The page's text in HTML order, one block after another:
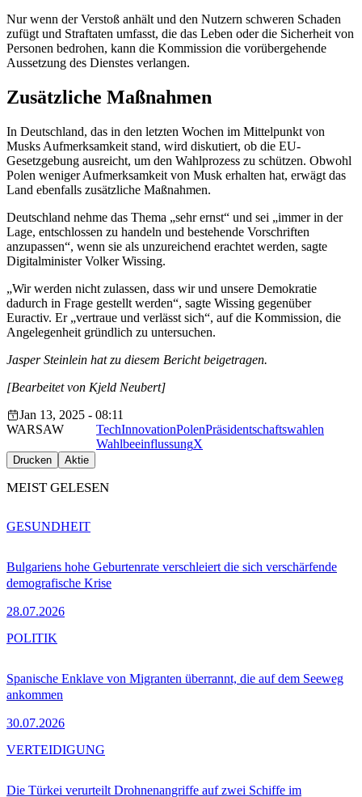
Nur wenn der Verstoß anhält und den Nutzern schweren Schaden
zufügt und Straftaten umfasst, die das Leben oder die Sicherheit von
Personen bedrohen, kann die Kommission die vorübergehende
Aussetzung des Dienstes verlangen.
Zusätzliche Maßnahmen
In Deutschland, das in den letzten Wochen im Mittelpunkt von
Musks Aufmerksamkeit stand, wird diskutiert, ob die EU-
Gesetzgebung ausreicht, um den Wahlprozess zu schützen. Obwohl
Polen weniger Aufmerksamkeit von Musk erhalten hat, erwägt das
Land ebenfalls zusätzliche Maßnahmen.
Deutschland nehme das Thema „sehr ernst“ und sei „immer in der
Lage, entschlossen zu handeln und bestehende Vorschriften
anzupassen“, wenn sie als unzureichend erachtet werden, sagte
Digitalminister Volker Wissing.
„Wir werden nicht zulassen, dass wir und unsere Demokratie
dadurch in Frage gestellt werden“, sagte Wissing gegenüber
Euractiv. Er „vertraue und verlässt sich“, auf die Kommission, die
Angelegenheit gründlich zu untersuchen.
Jasper Steinlein hat zu diesem Bericht beigetragen.
[Bearbeitet von Kjeld Neubert]
Jan 13, 2025 - 08:11
WARSAW
TechInnovationPolenPräsidentschaftswahlen
WahlbeeinflussungX
Drucken Aktie
MEIST GELESEN
Bulgariens hohe Geburtenrate verschleiert die sich verschärfende
demografische Krise
28.07.2026
GESUNDHEIT
Spanische Enklave von Migranten überrannt, die auf dem Seeweg
ankommen
30.07.2026
POLITIK
Die Türkei verurteilt Drohnenangriffe auf zwei Schiffe im
VERTEIDIGUNG